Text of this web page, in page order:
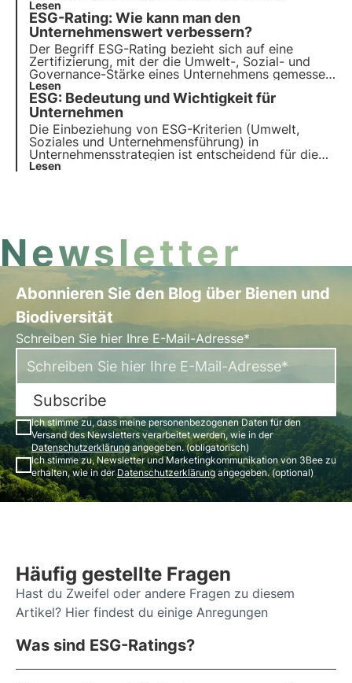
gesetzliche Konformität in allen ESG-Aspekten.
Erfahre hier, was sie sind, wie sie funktionieren und
welche Hauptanforderungen zu beachten sind.
Lesen
ESG-Rating: Wie kann man den
Unternehmenswert verbessern?
Der Begriff ESG-Rating bezieht sich auf eine
Zertifizierung, mit der die Umwelt-, Sozial- und
Governance-Stärke eines Unternehmens gemessen
und sanktioniert wird. In diesem Artikel erfahren
wir, wie das Rating berechnet wird und wie man
das ESG-Rating verbessern kann.
Lesen
ESG: Bedeutung und Wichtigkeit für
Unternehmen
Die Einbeziehung von ESG-Kriterien (Umwelt,
Soziales und Unternehmensführung) in
Unternehmensstrategien ist entscheidend für die
Verbesserung der Leistung. In diesem Artikel
Lesen
Newsletter
Abonnieren Sie den Blog über Bienen und
Biodiversität
Schreiben Sie hier Ihre E-Mail-Adresse*
Subscribe
Ich stimme zu, dass meine personenbezogenen Daten für den
Versand des Newsletters verarbeitet werden, wie in der
Datenschutzerklärungangegeben. (obligatorisch)
Ich stimme zu, Newsletter und Marketingkommunikation von 3Bee zu
erhalten, wie in derDatenschutzerklärungangegeben. (optional)
Häufig gestellte Fragen
Hast du Zweifel oder andere Fragen zu diesem
Artikel? Hier findest du einige Anregungen
Was sind ESG-Ratings?